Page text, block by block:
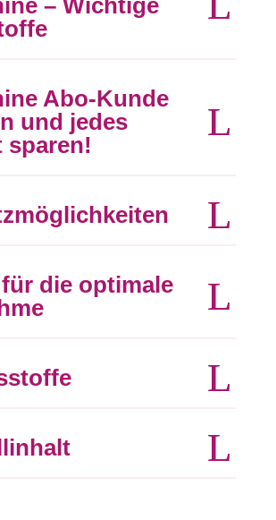
– Wichtige
Abo-Kunde
und jedes
sparen!
die optimale